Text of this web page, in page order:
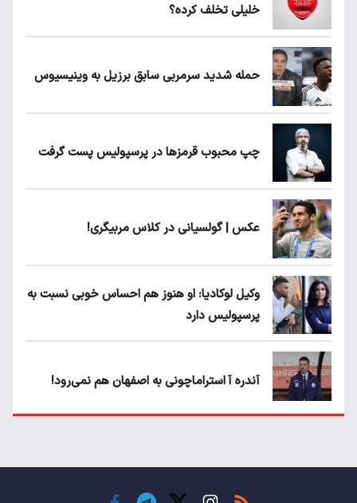
خلیلی تخلف کرده؟
حمله شدید سرمربی سابق برزیل به وینیسیوس
چپ محبوب قرمزها در پرسپولیس پست گرفت
عکس | گولسیانی در کلاس مربیگری!
وکیل لوکادیا: او هنوز هم احساس خوبی نسبت به
پرسپولیس دارد
آندره آ استراماچونی به اصفهان هم نمی‌رود!
حسن روی هوا!